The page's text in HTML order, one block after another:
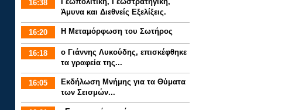
16:38
Άμυνα και Διεθνείς Εξελίξεις.
16:20 Η Μεταμόρφωση του Σωτήρος
16:18
ο Γιάννης Λυκούδης, επισκέφθηκε
τα γραφεία της...
16:05
Εκδήλωση Μνήμης για τα Θύματα
των Σεισμών...